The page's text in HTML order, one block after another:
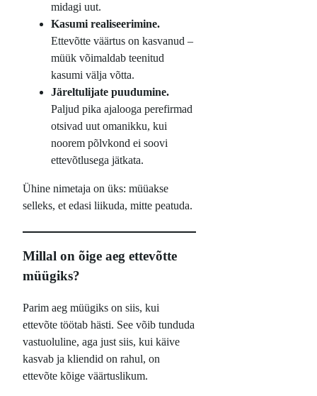
midagi uut.
Kasumi realiseerimine.
Ettevõtte väärtus on kasvanud –
müük võimaldab teenitud
kasumi välja võtta.
Järeltulijate puudumine.
Paljud pika ajalooga perefirmad
otsivad uut omanikku, kui
noorem põlvkond ei soovi
ettevõtlusega jätkata.
Ühine nimetaja on üks: müüakse
selleks, et edasi liikuda, mitte peatuda.
Millal on õige aeg ettevõtte
müügiks?
Parim aeg müügiks on siis, kui
ettevõte töötab hästi. See võib tunduda
vastuoluline, aga just siis, kui käive
kasvab ja kliendid on rahul, on
ettevõte kõige väärtuslikum.